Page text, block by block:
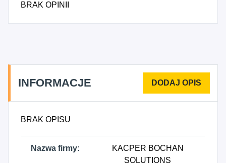
BRAK OPINII
INFORMACJE
BRAK OPISU
Nazwa firmy:
KACPER BOCHAN
SOLUTIONS